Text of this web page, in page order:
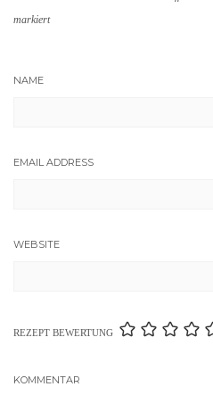
markiert
NAME
EMAIL ADDRESS
WEBSITE
REZEPT BEWERTUNG
KOMMENTAR